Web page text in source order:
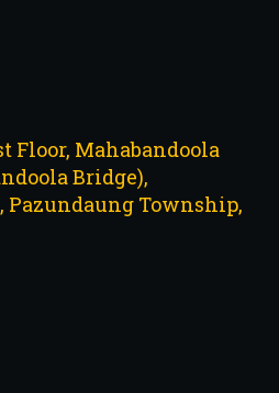
Floor, Mahabandoola
Bridge),
Pazundaung Township,